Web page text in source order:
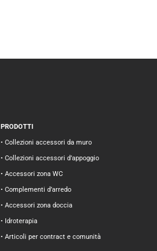
PRODOTTI
• Collezioni accessori da muro
• Collezioni accessori d’appoggio
• Accessori zona WC
• Complementi d’arredo
• Accessori zona doccia
• Idroterapia
• Articoli per contract e comunità